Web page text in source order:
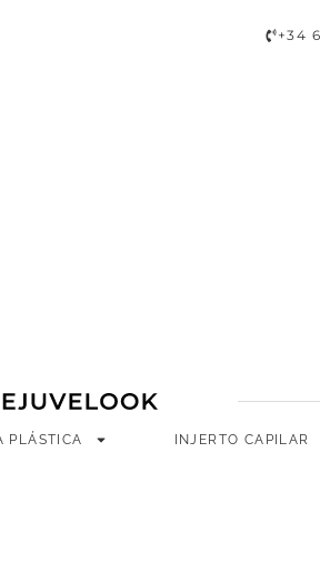
+34
PLÁSTICA INJERTO CAPILAR